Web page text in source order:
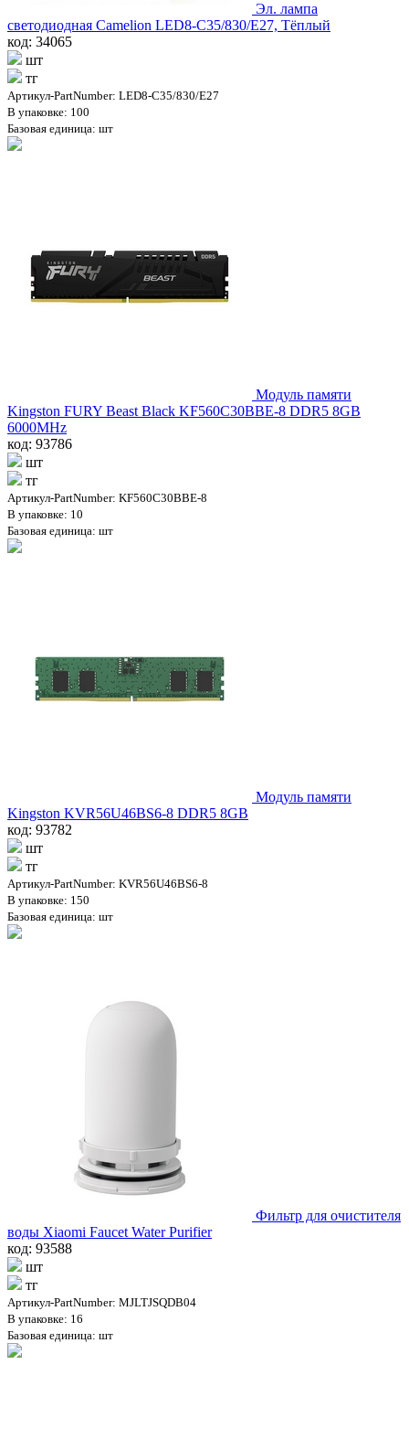
Эл. лампа
светодиодная Camelion LED8-C35/830/E27, Тёплый
код: 34065
шт
тг
Артикул-PartNumber: LED8-C35/830/E27
В упаковке: 100
Базовая единица: шт
Модуль памяти
Kingston FURY Beast Black KF560C30BBE-8 DDR5 8GB
6000MHz
код: 93786
шт
тг
Артикул-PartNumber: KF560C30BBE-8
В упаковке: 10
Базовая единица: шт
Модуль памяти
Kingston KVR56U46BS6-8 DDR5 8GB
код: 93782
шт
тг
Артикул-PartNumber: KVR56U46BS6-8
В упаковке: 150
Базовая единица: шт
Фильтр для очистителя
воды Xiaomi Faucet Water Purifier
код: 93588
шт
тг
Артикул-PartNumber: MJLTJSQDB04
В упаковке: 16
Базовая единица: шт